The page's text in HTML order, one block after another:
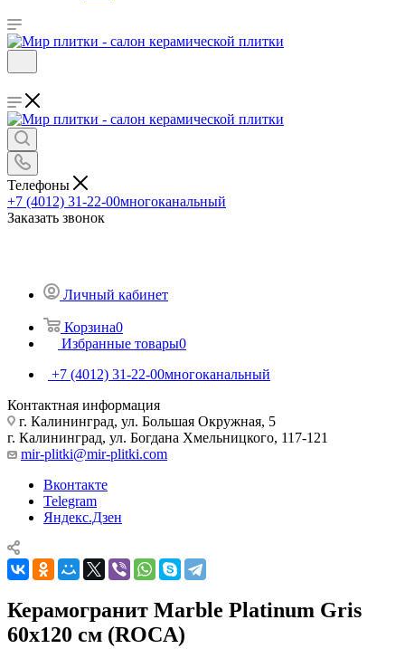
Телефоны
+7 (4012) 31-22-00многоканальный
Заказать звонок
Личный кабинет
Корзина0
Избранные товары0
+7 (4012) 31-22-00многоканальный
Контактная информация
г. Калининград, ул. Большая Окружная, 5
г. Калининград, ул. Богдана Хмельницкого, 117-121
mir-plitki@mir-plitki.com
Вконтакте
Telegram
Яндекс.Дзен
Керамогранит Marble Platinum Gris
60x120 см (ROCA)